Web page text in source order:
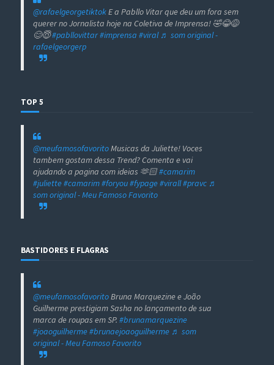
@rafaelgeorgetiktokE a Pabllo Vitar que deu um fora sem
querer no Jornalista hoje na Coletiva de Imprensa! 🤣😂😅
😊😇#pabllovittar#imprensa #viral ♬ som original -
rafaelgeorgerp
TOP 5
@meufamosofavoritoMusicas da Juliette! Voces
tambem gostam dessa Trend? Comenta e vai
ajudando a pagina com ideias 🫶🏻#camarim
#juliette#camarim#foryou#fypage#virall#pravc ♬
som original - Meu Famoso Favorito
BASTIDORES E FLAGRAS
@meufamosofavoritoBruna Marquezine e João
Guilherme prestigiam Sasha no lançamento de sua
marca de roupas em SP. #brunamarquezine
#joaoguilherme#brunaejoaoguilherme ♬ som
original - Meu Famoso Favorito